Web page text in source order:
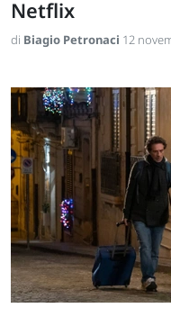
Netflix
di Biagio Petronaci 12